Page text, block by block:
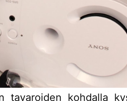
tavaroiden kohdalla